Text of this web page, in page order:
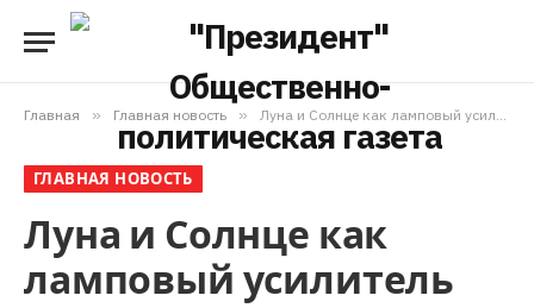
Главная » Главная новость » Луна и Солнце как ламповый усилитель
ГЛАВНАЯ НОВОСТЬ
Луна и Солнце как
ламповый усилитель